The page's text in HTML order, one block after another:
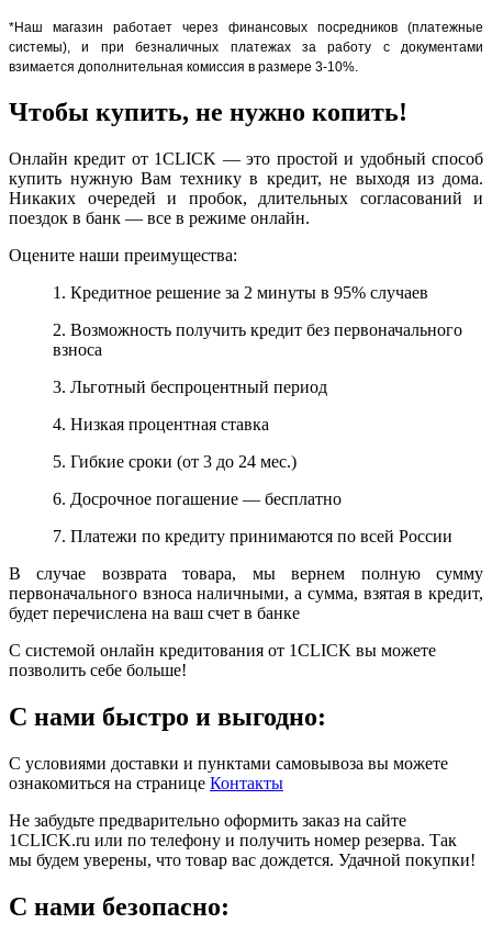
*Наш магазин работает через финансовых посредников (платежные
системы), и при безналичных платежах за работу с документами
взимается дополнительная комиссия в размере 3-10%.
Чтобы купить, не нужно копить!
Онлайн кредит от 1CLICK — это простой и удобный способ
купить нужную Вам технику в кредит, не выходя из дома.
Никаких очередей и пробок, длительных согласований и
поездок в банк — все в режиме онлайн.
Оцените наши преимущества:
1. Кредитное решение за 2 минуты в 95% случаев
2. Возможность получить кредит без первоначального
взноса
3. Льготный беспроцентный период
4. Низкая процентная ставка
5. Гибкие сроки (от 3 до 24 мес.)
6. Досрочное погашение — бесплатно
7. Платежи по кредиту принимаются по всей России
В случае возврата товара, мы вернем полную сумму
первоначального взноса наличными, а сумма, взятая в кредит,
будет перечислена на ваш счет в банке
С системой онлайн кредитования от 1CLICK вы можете
позволить себе больше!
С нами быстро и выгодно:
С условиями доставки и пунктами самовывоза вы можете
ознакомиться на странице Контакты
Не забудьте предварительно оформить заказ на сайте
1CLICK.ru или по телефону и получить номер резерва. Так
мы будем уверены, что товар вас дождется. Удачной покупки!
С нами безопасно: